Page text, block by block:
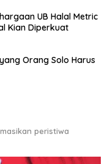
UB Halal Metric
Kian Diperkuat
Orang Solo Harus
peristiwa